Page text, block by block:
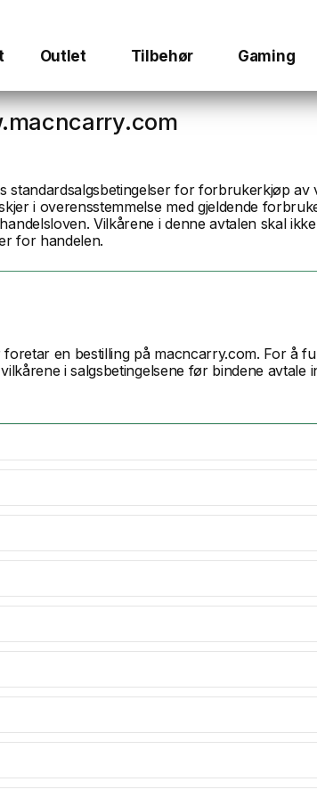
Outlet Tilbehør Gaming
for forbrukerkjøp
i overensstemmelse med gjeldende
Vilkårene i denne avtalen skal
for handelen.
en bestilling på macncarry.com. For å
i salgsbetingelsene før bindene avtale